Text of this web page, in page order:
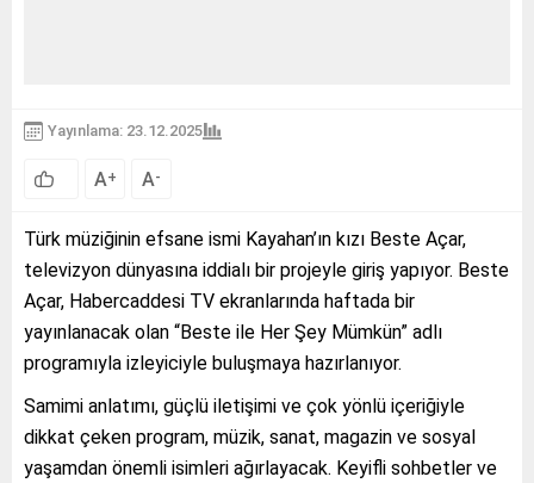
Yayınlama: 23.12.2025
A+ A-
Türk müziğinin efsane ismi Kayahan’ın kızı Beste Açar,
televizyon dünyasına iddialı bir projeyle giriş yapıyor. Beste
Açar, Habercaddesi TV ekranlarında haftada bir
yayınlanacak olan “Beste ile Her Şey Mümkün” adlı
programıyla izleyiciyle buluşmaya hazırlanıyor.
Samimi anlatımı, güçlü iletişimi ve çok yönlü içeriğiyle
dikkat çeken program, müzik, sanat, magazin ve sosyal
yaşamdan önemli isimleri ağırlayacak. Keyifli sohbetler ve